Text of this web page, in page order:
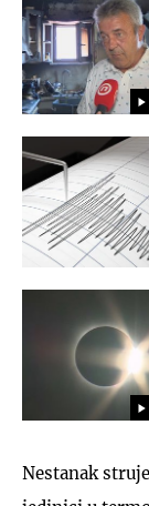
Nestanak